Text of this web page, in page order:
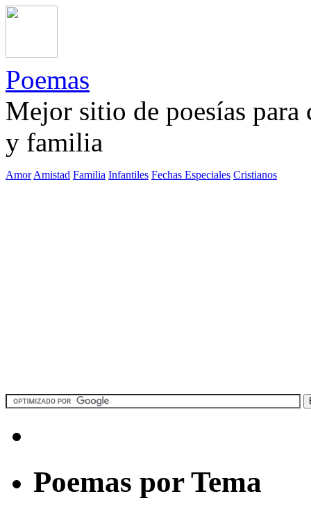
Poemas
Mejor sitio de poesías
y familia
Amor Amistad Familia Infantiles Fechas Especiales Cristianos
Poemas por Tema